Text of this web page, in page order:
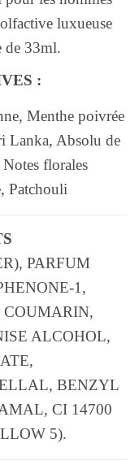
luxueuse
de 33ml.
:
Menthe poivrée
Lanka, Absolu de
florales
Patchouli
PARFUM
1,
COUMARIN,
ALCOHOL,
BENZYL
CI 14700
5).